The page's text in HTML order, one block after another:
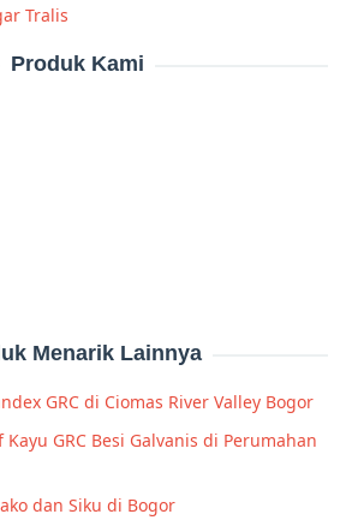
Tralis
Produk Kami
Menarik Lainnya
GRC di Ciomas River Valley Bogor
GRC Besi Galvanis di Perumahan
dan Siku di Bogor